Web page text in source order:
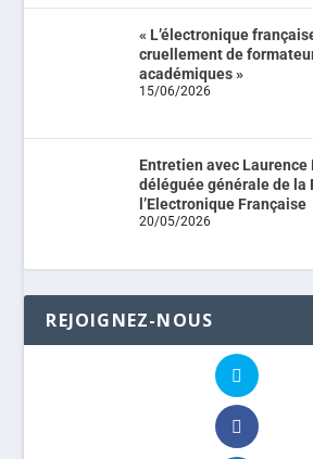
« L’électronique
cruellement de
académiques »
15/06/2026
Entretien avec Laurence
déléguée générale de la
l’Electronique Française
20/05/2026
REJOIGNEZ-NOUS